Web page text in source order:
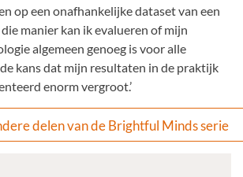
op een onafhankelijke dataset van een
manier kan ik evalueren of mijn
algemeen genoeg is voor alle
kans dat mijn resultaten in de praktijk
enorm vergroot.’
delen van de Brightful Minds serie